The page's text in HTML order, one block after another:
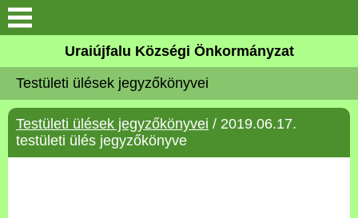
Köszöntő
Elérhetőségek
Uraiújfalu
Uraiújfalu Községi Önkormányzat
Testületi ülések jegyzőkönyvei
Testületi ülések jegyzőkönyvei / 2019.06.17.
testületi ülés jegyzőkönyve